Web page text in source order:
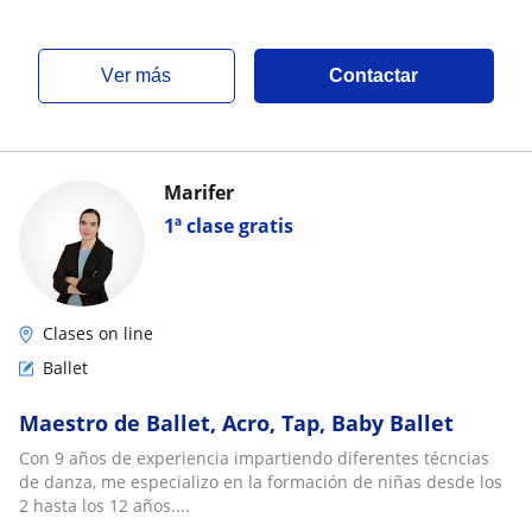
ver más Contactar
1ª clase gratis
Marifer
Clases on line
Ballet
Maestro de Ballet, Acro, Tap, Baby Ballet
Con 9 años de experiencia impartiendo diferentes técncias
de danza, me especializo en la formación de niñas desde los
2 hasta los 12 años....